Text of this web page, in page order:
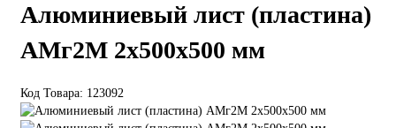
Алюминиевый лист (пластина)
АМг2М 2х500х500 мм
Код Товара: 123092